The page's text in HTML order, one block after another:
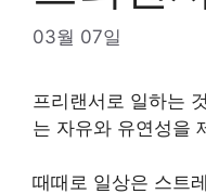
03월 07일
프리랜서로 일하는
는 자유와 유연성을
때때로 일상은 스트